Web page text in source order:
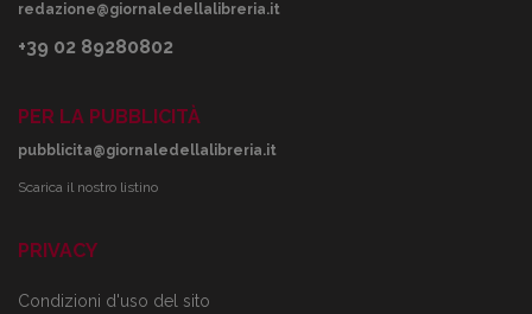
redazione@giornaledellalibreria.it
+39 02 89280802
PER LA PUBBLICITÀ
pubblicita@giornaledellalibreria.it
Scarica il nostro listino
PRIVACY
Condizioni d'uso del sito